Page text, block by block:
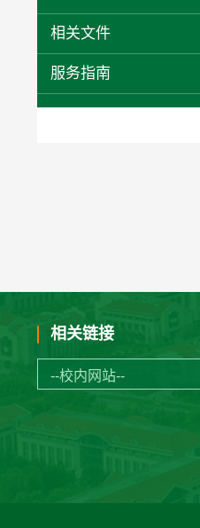
相关文件
服务指南
相关链接